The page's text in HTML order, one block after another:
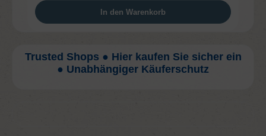
In den Warenkorb
Trusted Shops ● Hier kaufen Sie sicher ein
● Unabhängiger Käuferschutz